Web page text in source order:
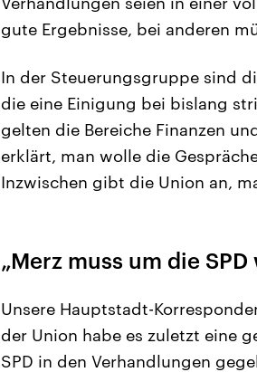
gute Ergebnisse, bei anderen
In der Steuerungsgruppe sind
die eine Einigung bei bislang
gelten die Bereiche Finanzen
erklärt, man wolle die
Inzwischen gibt die Union an,
„Merz muss um die SPD
Unsere Hauptstadt-
der Union habe es zuletzt eine
SPD in den Verhandlungen